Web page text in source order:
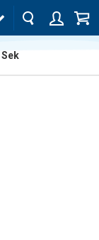
Sek